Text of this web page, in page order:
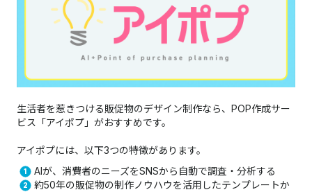
生活者を惹きつける販促物のデザイン制作なら、POP作成サー
ビス「アイポプ」がおすすめです。
アイポプには、以下3つの特徴があります。
AIが、消費者のニーズをSNSから自動で調査・分析する
約50年の販促物の制作ノウハウを活用したテンプレートか